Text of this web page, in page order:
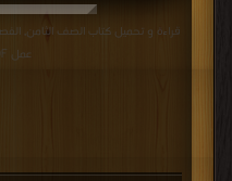
عمل PDF مجانا